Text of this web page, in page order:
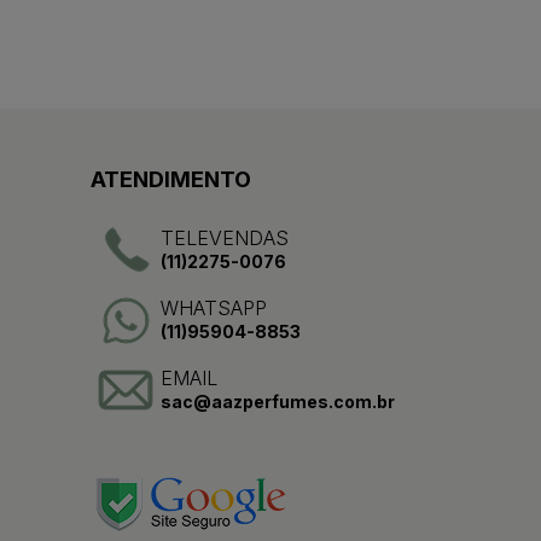
ATENDIMENTO
TELEVENDAS
(11)2275-0076
WHATSAPP
(11)95904-8853
EMAIL
sac@aazperfumes.com.br